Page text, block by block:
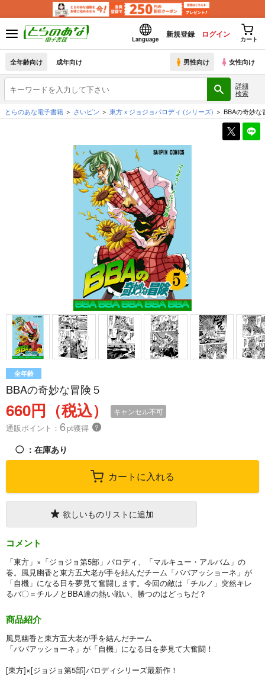
Language
新規登録 ログイン
カート
全年齢向け 成年向け 男性向け 女性向け
詳細
検索
とらのあな電子書籍
さいピン 東方ｘジョジョパロディ (シリーズ) BBAの奇妙な
全年齢
BBAの奇妙な冒険５
660円（税込） キャンセル不可
通販ポイント： 6pt獲得 ？
◯ ：在庫あり
カートに入れる
欲しいものリストに追加
コメント
「東方」×「ジョジョ第5部」パロディ、「マルキュー・アルバム」の
巻。風見幽香と東方五大老が手を結んだチーム「ババアッショーネ」が
「自機」になる日を夢見て奮闘します。今回の敵は「チルノ」突然キレ
るバ〇＝チルノとBBA達の熱い戦い、勝つのはどっちだ？
商品紹介
風見幽香と東方五大老が手を結んだチーム
「ババアッショーネ」が「自機」になる日を夢見て大奮闘！
[東方]×[ジョジョ第5部]パロディシリーズ最新作！